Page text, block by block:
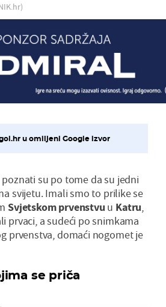
u omiljeni Google izvor
su po tome da su jedni
svijetu. Imali smo to prilike se
Svjetskom prvenstvu u Katru,
prvaci, a sudeći po snimkama
prvenstva, domaći nogomet je
se priča